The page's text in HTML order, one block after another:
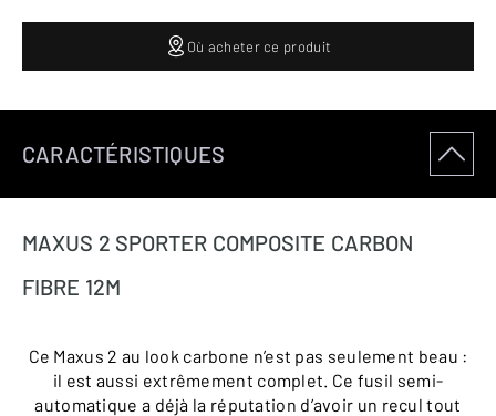
Où acheter ce produit
CARACTÉRISTIQUES
MAXUS 2 SPORTER COMPOSITE CARBON
FIBRE 12M
Ce Maxus 2 au look carbone n’est pas seulement beau :
il est aussi extrêmement complet. Ce fusil semi-
automatique a déjà la réputation d’avoir un recul tout